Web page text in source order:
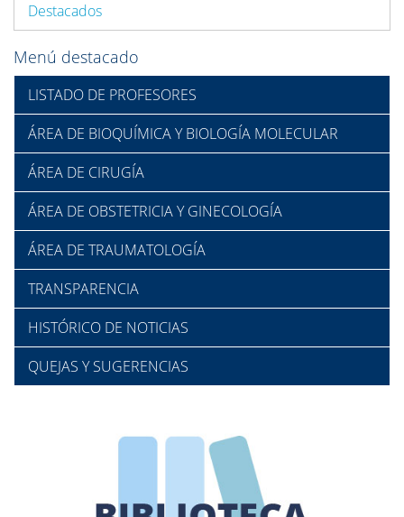
Destacados
Menú destacado
LISTADO DE PROFESORES
ÁREA DE BIOQUÍMICA Y BIOLOGÍA MOLECULAR
ÁREA DE CIRUGÍA
ÁREA DE OBSTETRICIA Y GINECOLOGÍA
ÁREA DE TRAUMATOLOGÍA
TRANSPARENCIA
HISTÓRICO DE NOTICIAS
QUEJAS Y SUGERENCIAS